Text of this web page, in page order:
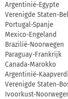
Argentinië-Egypte
Verenigde Staten-
Portugal-Spanje
Mexico-Engeland
Brazilië-Noorwegen
Paraguay-Frankrijk
Canada-Marokko
Argentinië-
Verenigde Staten-
Ivoorkust-